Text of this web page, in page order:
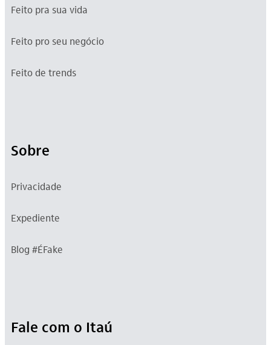
Feito pra sua vida
Feito pro seu negócio
Feito de trends
Sobre
Privacidade
Expediente
Blog #ÉFake
Fale com o Itaú